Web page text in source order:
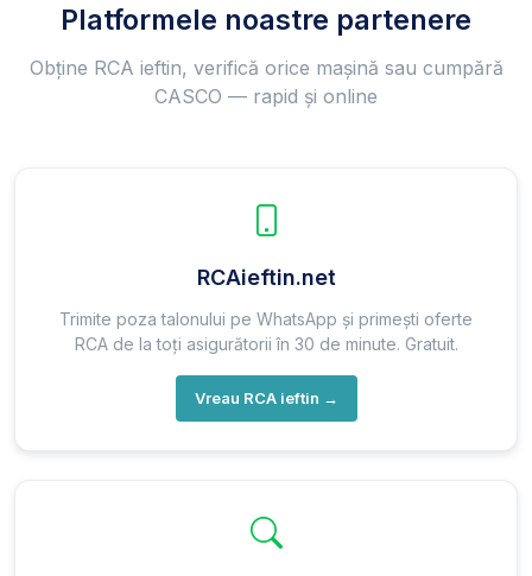
Platformele noastre partenere
Obține RCA ieftin, verifică orice mașină sau cumpără
CASCO — rapid și online
RCAieftin.net
Trimite poza talonului pe WhatsApp și primești oferte
RCA de la toți asigurătorii în 30 de minute. Gratuit.
Vreau RCA ieftin →